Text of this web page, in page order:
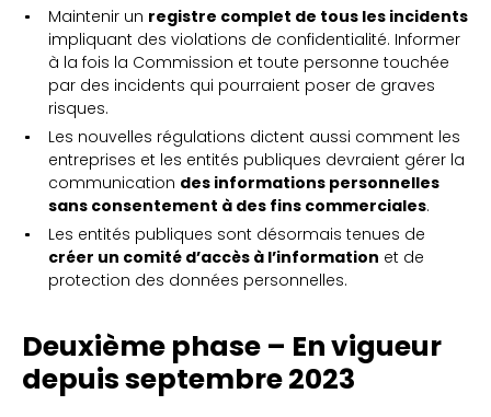
Maintenir un registre complet de tous les incidents
impliquant des violations de confidentialité. Informer
à la fois la Commission et toute personne touchée
par des incidents qui pourraient poser de graves
risques.
Les nouvelles régulations dictent aussi comment les
entreprises et les entités publiques devraient gérer la
communication des informations personnelles
sans consentement à des fins commerciales.
Les entités publiques sont désormais tenues de
créer un comité d’accès à l’information et de
protection des données personnelles.
Deuxième phase – En vigueur
depuis septembre 2023